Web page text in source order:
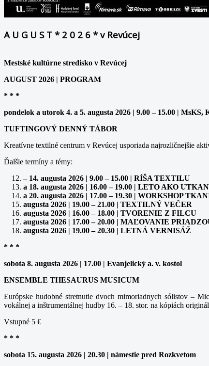
A U G U S T * 2 0 2 6 * v Revúcej
Mestské kultúrne stredisko v Revúcej
AUGUST 2026 | PROGRAM
* * *
pondelok a utorok 4. a 5. augusta 2026 | 9.00 – 15.00 | MsKS,
TUFTINGOVÝ DENNÝ TÁBOR
Kreatívne textilné centrum v Revúcej usporiada najrozličnejšie
Ďalšie termíny a témy:
– 14. augusta 2026 | 9.00 – 15.00 | RÍŠA TEXTILU
a 18. augusta 2026 | 16.00 – 19.00 | LETO AKO
a 20. augusta 2026 | 17.00 – 19.30 | WORKSHOP
augusta 2026 | 19.00 – 21.00 | TEXTILNÝ VEČER
augusta 2026 | 16.00 – 18.00 | TVORENIE Z FILCU
augusta 2026 | 17.00 – 20.00 | MAĽOVANIE
augusta 2026 | 19.00 – 20.30 | LETNÁ VERNISÁŽ
* * *
sobota 8. augusta 2026 | 17.00 | Evanjelický a. v. kostol
ENSEMBLE THESAURUS MUSICUM
Európske hudobné stretnutie dvoch mimoriadnych sólistov –
vokálnej a inštrumentálnej hudby 16. – 18. stor. na kópiách
Vstupné 5 €
* * *
sobota 15. augusta 2026 | 20.30 | námestie pred Rozkvetom